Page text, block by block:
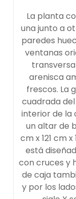
La planta
una junto a
paredes
ventanas
arenisca
frescos. La
cuadrada
interior de la
un altar de
cm x 121 cm
está
con cruces y
de caja
y por los